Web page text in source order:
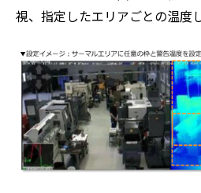
視、指定したエリアごとの温度